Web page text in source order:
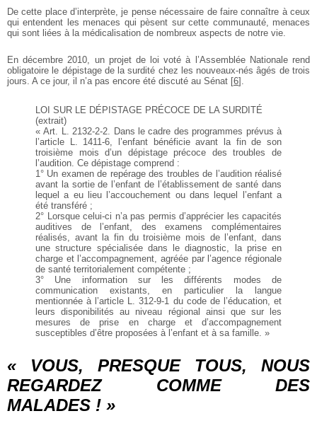
De cette place d’interprète, je pense nécessaire de faire connaître à ceux
qui entendent les menaces qui pèsent sur cette communauté, menaces
qui sont liées à la médicalisation de nombreux aspects de notre vie.
En décembre 2010, un projet de loi voté à l’Assemblée Nationale rend
obligatoire le dépistage de la surdité chez les nouveaux-nés âgés de trois
jours. A ce jour, il n’a pas encore été discuté au Sénat [6]
LOI SUR LE DÉPISTAGE PRÉCOCE DE LA SURDITÉ
(extrait)
« Art. L. 2132-2-2. Dans le cadre des programmes prévus à
l’article L. 1411-6, l’enfant bénéficie avant la fin de son
troisième mois d’un dépistage précoce des troubles de
l’audition. Ce dépistage comprend :
1° Un examen de repérage des troubles de l’audition réalisé
avant la sortie de l’enfant de l’établissement de santé dans
lequel a eu lieu l’accouchement ou dans lequel l’enfant a
été transféré ;
2° Lorsque celui-ci n’a pas permis d’apprécier les capacités
auditives de l’enfant, des examens complémentaires
réalisés, avant la fin du troisième mois de l’enfant, dans
une structure spécialisée dans le diagnostic, la prise en
charge et l’accompagnement, agréée par l’agence régionale
de santé territorialement compétente ;
3° Une information sur les différents modes de
communication existants, en particulier la langue
mentionnée à l’article L. 312-9-1 du code de l’éducation, et
leurs disponibilités au niveau régional ainsi que sur les
mesures de prise en charge et d’accompagnement
susceptibles d’être proposées à l’enfant et à sa famille. »
« VOUS, PRESQUE TOUS, NOUS
REGARDEZ COMME DES
MALADES ! »